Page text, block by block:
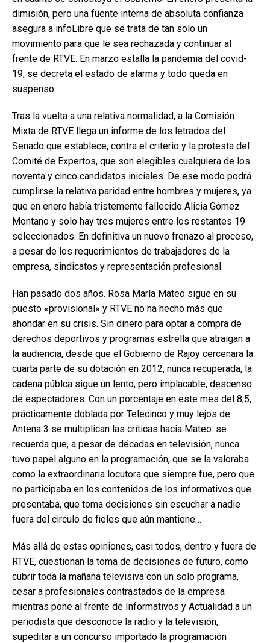
dimisión, pero una fuente interna de absoluta confianza
asegura a infoLibre que se trata de tan solo un
movimiento para que le sea rechazada y continuar al
frente de RTVE. En marzo estalla la pandemia del covid-
19, se decreta el estado de alarma y todo queda en
suspenso.
Tras la vuelta a una relativa normalidad, a la Comisión
Mixta de RTVE llega un informe de los letrados del
Senado que establece, contra el criterio y la protesta del
Comité de Expertos, que son elegibles cualquiera de los
noventa y cinco candidatos iniciales. De ese modo podrá
cumplirse la relativa paridad entre hombres y mujeres, ya
que en enero había tristemente fallecido Alicia Gómez
Montano y solo hay tres mujeres entre los restantes 19
seleccionados. En definitiva un nuevo frenazo al proceso,
a pesar de los requerimientos de trabajadores de la
empresa, sindicatos y representación profesional.
Han pasado dos años. Rosa María Mateo sigue en su
puesto «provisional» y RTVE no ha hecho más que
ahondar en su crisis. Sin dinero para optar a compra de
derechos deportivos y programas estrella que atraigan a
la audiencia, desde que el Gobierno de Rajoy cercenara la
cuarta parte de su dotación en 2012, nunca recuperada, la
cadena públca sigue un lento, pero implacable, descenso
de espectadores. Con un porcentaje en este mes del 8,5,
prácticamente doblada por Telecinco y muy lejos de
Antena 3 se multiplican las críticas hacia Mateo: se
recuerda que, a pesar de décadas en televisión, nunca
tuvo papel alguno en la programación, que se la valoraba
como la extraordinaria locutora que siempre fue, pero que
no participaba en los contenidos de los informativos que
presentaba, que toma decisiones sin escuchar a nadie
fuera del circulo de fieles que aún mantiene…
Más allá de estas opiniones, casi todos, dentro y fuera de
RTVE, cuestionan la toma de decisiones de futuro, como
cubrir toda la mañana televisiva con un solo programa,
cesar a profesionales contrastados de la empresa
mientras pone al frente de Informativos y Actualidad a un
periodista que desconoce la radio y la televisión,
supeditar a un concurso importado la programación